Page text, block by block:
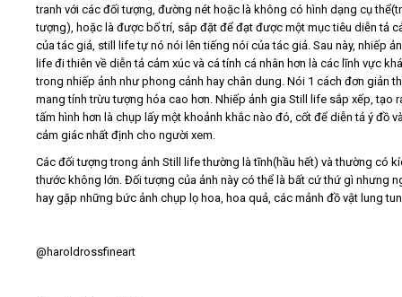
tranh với các đối tượng, đường nét hoặc là không có hình dạng cụ
tượng), hoặc là được bố trí, sắp đặt để đạt được một mục tiêu diễn tả
của tác giả, still life tự nó nói lên tiếng nói của tác giả. Sau này, nhiếp
life đi thiên về diễn tả cảm xúc và cá tính cá nhân hơn là các lĩnh vực
trong nhiếp ảnh như phong cảnh hay chân dung. Nói 1 cách đơn giản
mang tính trừu tượng hóa cao hơn. Nhiếp ảnh gia Still life sắp xếp, tạo
tấm hình hơn là chụp lấy một khoảnh khắc nào đó, cốt để diễn tả ý đồ
cảm giác nhất định cho người xem.
Các đối tượng trong ảnh Still life thường là tĩnh(hầu hết) và thường có
thước không lớn. Đối tượng của ảnh này có thể là bất cứ thứ gì nhưng
hay gặp những bức ảnh chụp lọ hoa, hoa quả, các mảnh đồ vật lung
@haroldrossfineart